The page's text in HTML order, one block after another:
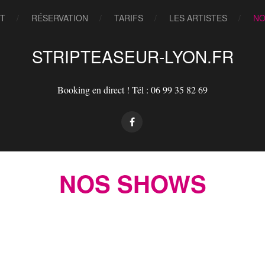
RÉSERVATION TARIFS LES ARTISTES
STRIPTEASEUR-LYON.FR
Booking en direct ! Tél : 06 99 35 82 69
NOS SHOWS